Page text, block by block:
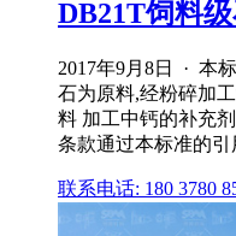
DB21T饲料
2017年9月8日 · 本
石为原料,经粉碎加
料 加工中钙的补充
条款通过本标准的引
联系电话: 180 3780